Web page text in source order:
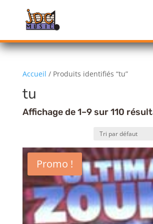
Accueil / Produits identifiés “tu”
tu
Affichage de 1–9 sur 110
Promo !